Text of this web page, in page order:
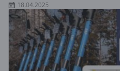
18.04.2025